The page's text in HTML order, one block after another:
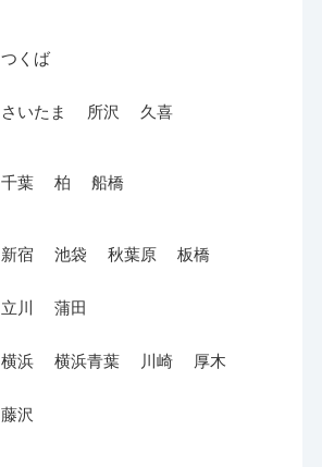
つくば
さいたま 所沢 久喜
千葉 柏 船橋
新宿 池袋 秋葉原 板橋
立川 蒲田
横浜 横浜青葉 川崎 厚木
藤沢